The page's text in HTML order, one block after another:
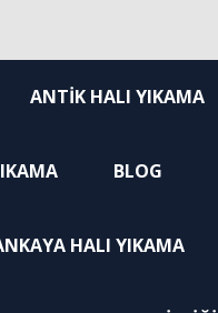
ANTIK HALI YIKAMA
BLOG
HALI YIKAMA